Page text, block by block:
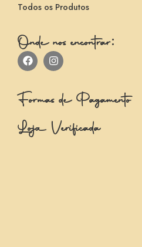
Todos os Produtos
Onde nos encontrar:
Formas de Pagamento
Loja Verificada